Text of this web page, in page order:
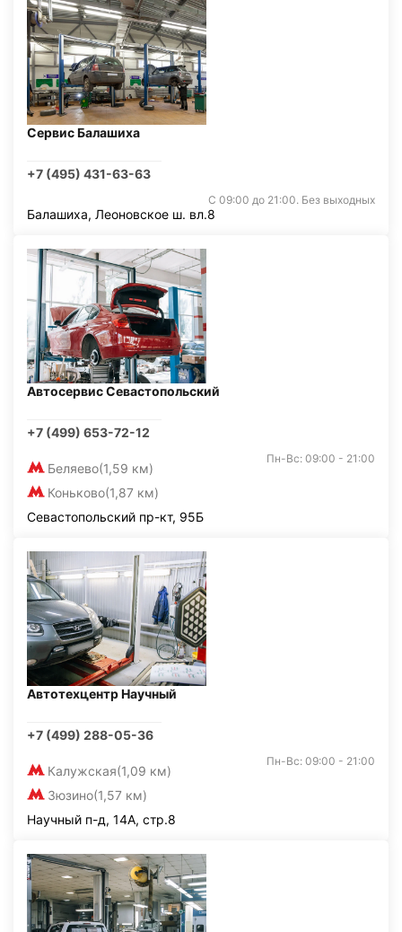
Сервис Балашиха
+7 (495) 431-63-63
С 09:00 до 21:00. Без выходных
Балашиха, Леоновское ш. вл.8
Автосервис Севастопольский
+7 (499) 653-72-12
Беляево(1,59 км)
Коньково(1,87 км)
Пн-Вс: 09:00 - 21:00
Севастопольский пр-кт, 95Б
Автотехцентр Научный
+7 (499) 288-05-36
Калужская(1,09 км)
Зюзино(1,57 км)
Пн-Вс: 09:00 - 21:00
Научный п-д, 14А, стр.8